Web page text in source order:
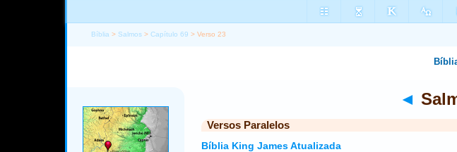
Bíblia > Salmos >Capítulo 69 > Verso 23
◄
Versos Paralelos
Bíblia King James Atualizada